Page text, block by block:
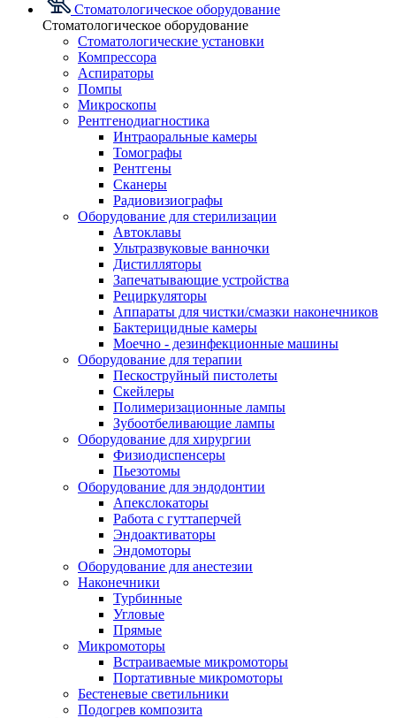
Стоматологическое оборудование
Стоматологическое оборудование
Стоматологические установки
Компрессора
Аспираторы
Помпы
Микроскопы
Рентгенодиагностика
Интраоральные камеры
Томографы
Рентгены
Сканеры
Радиовизиографы
Оборудование для стерилизации
Автоклавы
Ультразвуковые ванночки
Дистилляторы
Запечатывающие устройства
Рециркуляторы
Аппараты для чистки/смазки наконечников
Бактерицидные камеры
Моечно - дезинфекционные машины
Оборудование для терапии
Пескоструйный пистолеты
Скейлеры
Полимеризационные лампы
Зубоотбеливающие лампы
Оборудование для хирургии
Физиодиспенсеры
Пьезотомы
Оборудование для эндодонтии
Апекслокаторы
Работа с гуттаперчей
Эндоактиваторы
Эндомоторы
Оборудование для анестезии
Наконечники
Турбинные
Угловые
Прямые
Микромоторы
Встраиваемые микромоторы
Портативные микромоторы
Бестеневые светильники
Подогрев композита